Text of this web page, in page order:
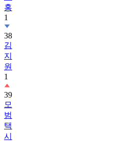
홍
1
38
김
지
원
1
39
모
범
택
시